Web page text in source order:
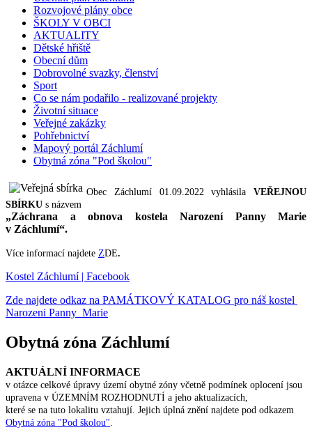
Rozvojové plány obce
ŠKOLY V OBCI
AKTUALITY
Dětské hřiště
Obecní dům
Dobrovolné svazky, členství
Sport
Co se nám podařilo - realizované projekty
Životní situace
Veřejné zakázky
Pohřebnictví
Mapový portál Záchlumí
Obytná zóna "Pod školou"
Obec Záchlumí 01.09.2022 vyhlásila VEŘEJNOU
SBÍRKU s názvem
„Záchrana a obnova kostela Narození Panny Marie
v Záchlumí“.
Více informací najdete ZDE.
Kostel Záchlumí | Facebook
Zde najdete odkaz na PAMÁTKOVÝ KATALOG pro náš kostel
Narozeni Panny Marie
Obytná zóna Záchlumí
AKTUÁLNÍ INFORMACE
v otázce celkové úpravy území obytné zóny včetně podmínek oplocení jsou
upravena v ÚZEMNÍM ROZHODNUTÍ a jeho aktualizacích,
které se na tuto lokalitu vztahují. Jejich úplná znění najdete pod odkazem
Obytná zóna "Pod školou".